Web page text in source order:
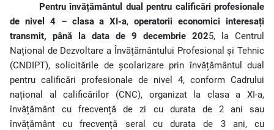
Pentru învățământul dual pentru calificări profesionale
de nivel 4 – clasa a XI-a,operatorii economici interesați
transmit, până la data de 9 decembrie 2025, la Centrul
Național de Dezvoltare a Învățământului Profesional și Tehnic
(CNDIPT), solicitările de școlarizare prin învățământul dual
pentru calificări profesionale de nivel 4, conform Cadrului
național al calificărilor (CNC), organizat la clasa a XI-a,
învățământ cu frecvență de zi cu durata de 2 ani sau
învățământ cu frecvență seral cu durata de 3 ani, cu